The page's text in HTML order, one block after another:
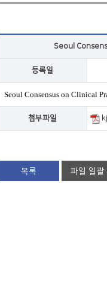
최신VOD
최신VOD
Seoul
등록일
Seoul Consensus on Clinical
첨부파일
목록 파일 일괄